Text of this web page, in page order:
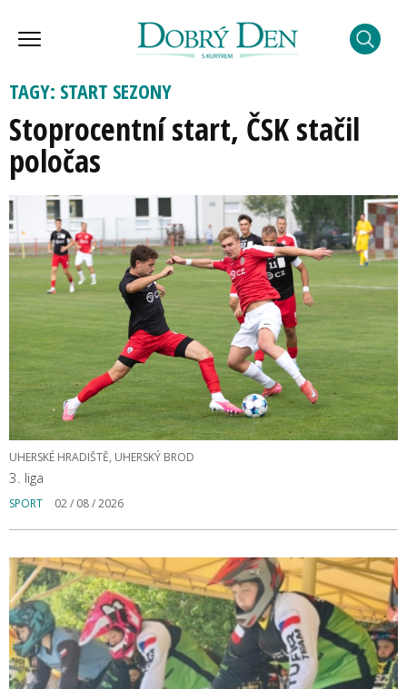
TAGY: START SEZONY
Stoprocentní start, ČSK stačil
poločas
UHERSKÉ HRADIŠTĚ, UHERSKÝ BROD
3. liga
SPORT 02 / 08 / 2026